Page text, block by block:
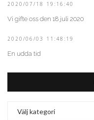
2020/07/18 19:16:40
Vi gifte oss den 18 juli 2020
2020/06/03 11:48:19
En udda tid